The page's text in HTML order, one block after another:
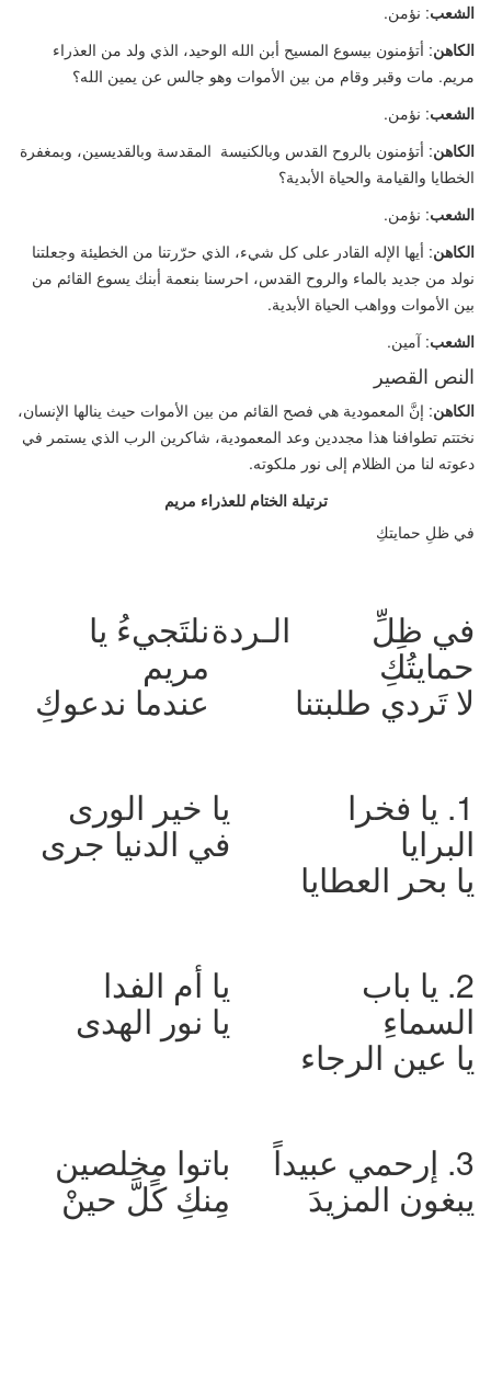
الشعب: نؤمن.
الكاهن: أتؤمنون بيسوع المسيح أبن الله الوحيد، الذي ولد من العذراء
مريم. مات وقبر وقام من بين الأموات وهو جالس عن يمين الله؟
الشعب: نؤمن.
الكاهن: أتؤمنون بالروح القدس وبالكنيسة المقدسة وبالقديسين، وبمغفرة
الخطايا والقيامة والحياة الأبدية؟
الشعب: نؤمن.
الكاهن: أيها الإله القادر على كل شيء، الذي حرّرتنا من الخطيئة وجعلتنا
نولد من جديد بالماء والروح القدس، احرسنا بنعمة أبنك يسوع القائم من
بين الأموات وواهب الحياة الأبدية.
الشعب: آمين.
النص القصير
الكاهن: إنَّ المعمودية هي فصح القائم من بين الأموات حيث ينالها الإنسان،
نختتم تطوافنا هذا مجددين وعد المعمودية، شاكرين الرب الذي يستمر في
دعوته لنا من الظلام إلى نور ملكوته.
ترتيلة الختام للعذراء مريم
في ظلِ حمايتكِ
في ظِلِّ
حمايتُكِ
لا تَردي طلبتنا
الـردةنلتَجيءُ يا
مريم
عندما ندعوكِ
1. يا فخرا
البرايا
يا بحر العطايا
يا خير الورى
في الدنيا جرى
2. يا باب
السماءِ
يا عين الرجاء
يا أم الفدا
يا نور الهدى
3. إرحمي عبيداً
يبغون المزيدَ
باتوا مخلصين
مِنكِ كًلَّ حينْ